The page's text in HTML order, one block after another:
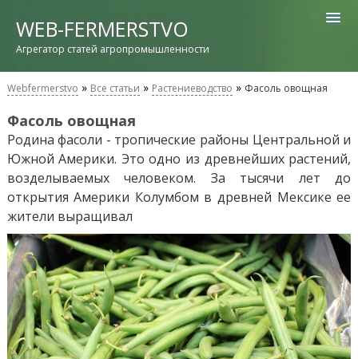
WEB-FERMERSTVO
Агрегатор статей агропромышленности
Webfermerstvo » Все статьи » Растениеводство » Фасоль овощная
Фасоль овощная
Родина фасоли - тропические районы Центральной и
Южной Америки. Это одно из древнейших растений,
возделываемых человеком. За тысячи лет до
открытия Америки Колумбом в древней Мексике ее
жители выращивал